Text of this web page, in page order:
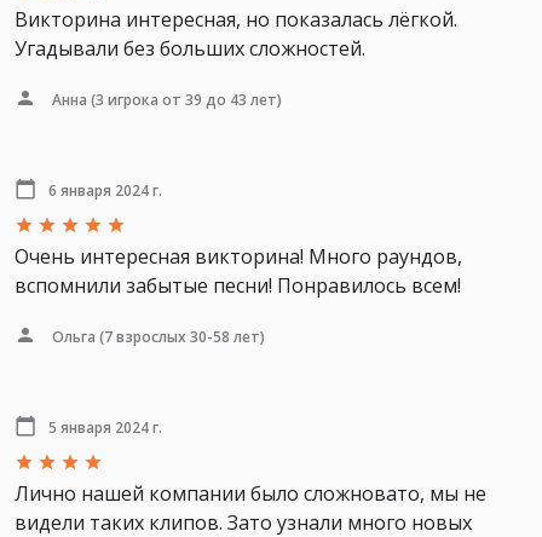
Викторина интересная, но показалась лёгкой.
Угадывали без больших сложностей.
Анна (3 игрока от 39 до 43 лет)
6 января 2024 г.
Очень интересная викторина! Много раундов,
вспомнили забытые песни! Понравилось всем!
Ольга (7 взрослых 30-58 лет)
5 января 2024 г.
Лично нашей компании было сложновато, мы не
видели таких клипов. Зато узнали много новых